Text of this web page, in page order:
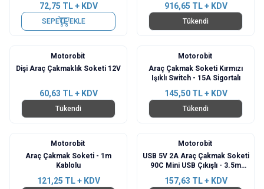
72,75 TL + KDV
SEPETE EKLE
916,65 TL + KDV
Tükendi
Motorobit
Dişi Araç Çakmaklık Soketi 12V
60,63 TL + KDV
Tükendi
Motorobit
Araç Çakmak Soketi Kırmızı
Işıklı Switch - 15A Sigortalı
145,50TL + KDV
Tükendi
Motorobit
Araç Çakmak Soketi - 1m
Kablolu
121,25 TL + KDV
Motorobit
USB 5V 2A Araç Çakmak Soketi
90C Mini USB Çıkışlı - 3.5m
157,63 TL + KDV